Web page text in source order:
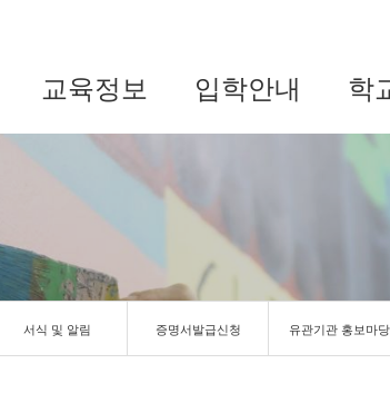
교육정보 입학안내 학
서식 및 알림 증명서발급신청 유관기관 홍보마당